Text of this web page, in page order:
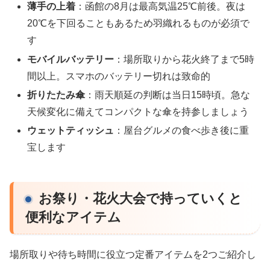
薄手の上着 ：函館の8月は最高気温25℃前後。夜は
20℃を下回ることもあるため羽織れるものが必須で
す
モバイルバッテリー ：場所取りから花火終了まで5時
間以上。スマホのバッテリー切れは致命的
折りたたみ傘：雨天順延の判断は当日15時頃。急な
天候変化に備えてコンパクトな傘を持参しましょう
ウェットティッシュ ：屋台グルメの食べ歩き後に重
宝します
お祭り・花火大会で持っていくと
便利なアイテム
場所取りや待ち時間に役立つ定番アイテムを2つご紹介し